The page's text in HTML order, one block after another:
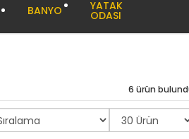
BANYO YATAK
ODASI
6 ürün